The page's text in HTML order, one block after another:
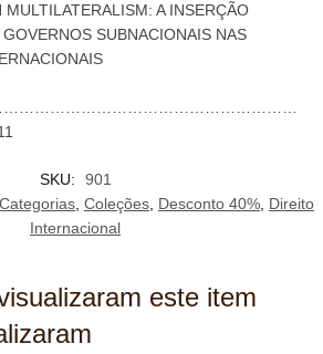
A INSERÇÃO
SUBNACIONAIS NAS
SKU:
901
Categorias, Coleções, Desconto 40%, Direito
Internacional
este item